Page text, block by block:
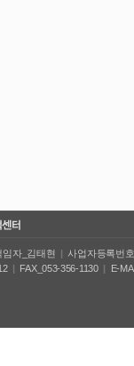
임자_김태현 | 사업자등록번
| FAX_053-356-1130 |
E-